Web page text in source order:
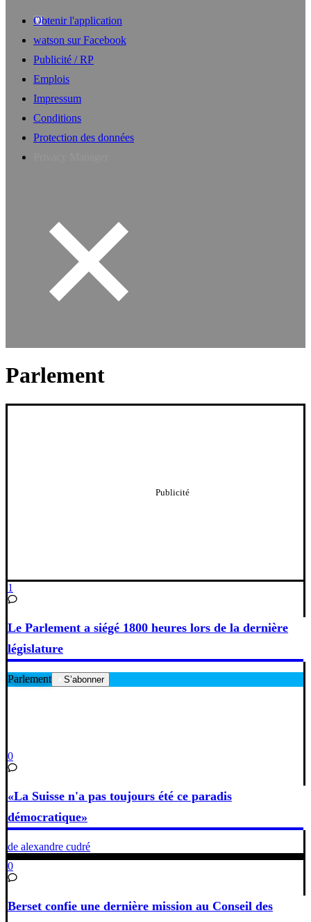
Obtenir l'application
watson sur Facebook
Publicité / RP
Emplois
Impressum
Conditions
Protection des données
Parlement
1
Le Parlement a siégé 1800 heures lors de la dernière
législature
Parlement S’abonner
0
«La Suisse n'a pas toujours été ce paradis
démocratique»
de alexandre cudré
0
Berset confie une dernière mission au Conseil des